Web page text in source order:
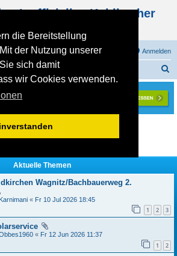
die Bereitstellung
der Nutzung unserer
sich damit
wir Cookies verwenden.
- Inoffizielles Kohlbacher
Anmelden
Registrieren
u
Aktuelle Themen
Wagnitz/Bachbauerweg 2.
Karnimani « Fr 10 Jul 2026 18:45
1 2 3
« Fr 12 Jun 2026 11:37
1 2